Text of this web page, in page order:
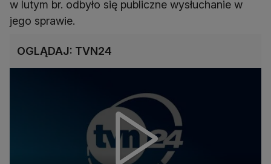
w lutym br. odbyło się publiczne wysłuchanie w
jego sprawie.
OGLĄDAJ: TVN24